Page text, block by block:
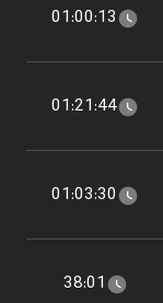
01:00:13
01:21:44
01:03:30
38:01